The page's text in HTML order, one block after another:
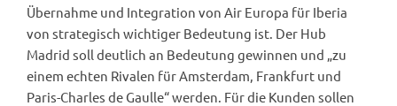
Übernahme und Integration von Air Europa für Iberia
von strategisch wichtiger Bedeutung ist. Der Hub
Madrid soll deutlich an Bedeutung gewinnen und „zu
einem echten Rivalen für Amsterdam, Frankfurt und
Paris-Charles de Gaulle“ werden. Für die Kunden sollen